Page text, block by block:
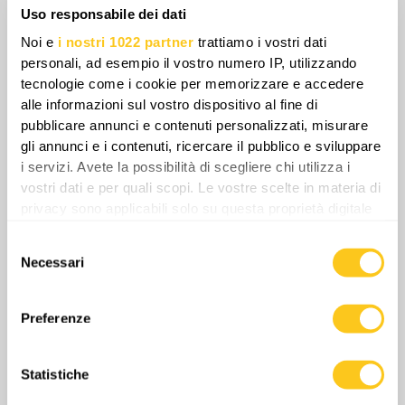
Uso responsabile dei dati
Noi e i nostri 1022 partner trattiamo i vostri dati
personali, ad esempio il vostro numero IP, utilizzando
tecnologie come i cookie per memorizzare e accedere
alle informazioni sul vostro dispositivo al fine di
pubblicare annunci e contenuti personalizzati, misurare
gli annunci e i contenuti, ricercare il pubblico e sviluppare
i servizi. Avete la possibilità di scegliere chi utilizza i
vostri dati e per quali scopi. Le vostre scelte in materia di
privacy sono applicabili solo su questa proprietà digitale
modificare o revocare il proprio consenso in qualsiasi
momento dalla Dichiarazione sui cookie o facendo clic
geografica, con un'approssimazione di qualche
delNecessari
Preferenze
Statistiche
Di fronte a questa minaccia in costante
crescita, la Finlandia sta attivamente
rafforzando la sua postura difensiva
aumentando la spesa per la difesa e
pianificatori militari finlandesi prevedono che,
Ucraina, la Russia aumenterà
sostanzialmente gli schieramenti lungo il